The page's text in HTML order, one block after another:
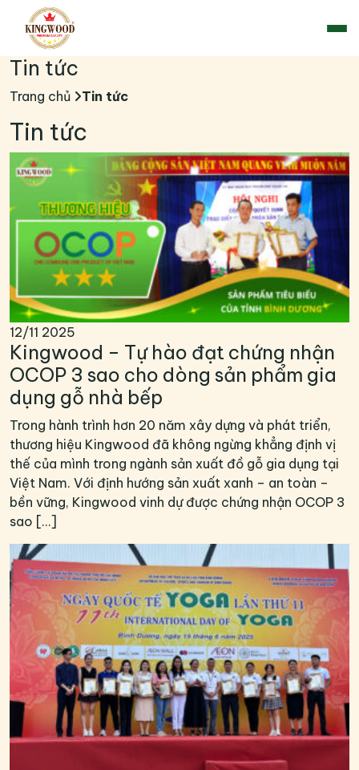
Tin tức
Trang chủ Tin tức
Tin tức
12/11 2025
Kingwood – Tự hào đạt chứng nhận
OCOP 3 sao cho dòng sản phẩm gia
dụng gỗ nhà bếp
Trong hành trình hơn 20 năm xây dựng và phát triển,
thương hiệu Kingwood đã không ngừng khẳng định vị
thế của mình trong ngành sản xuất đồ gỗ gia dụng tại
Việt Nam. Với định hướng sản xuất xanh – an toàn –
bền vững, Kingwood vinh dự được chứng nhận OCOP 3
sao […]